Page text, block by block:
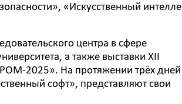
«Искусственный
центра в сфере
а также выставки XII
2025». На протяжении трёх дней
софт», представляют свои